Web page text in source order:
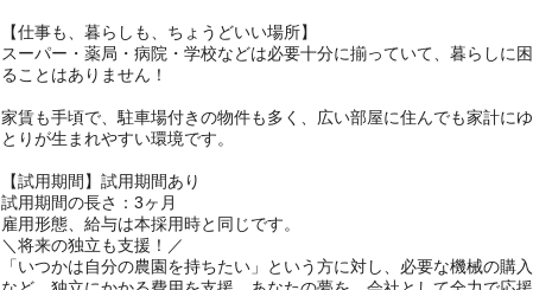
【仕事も、暮らしも、ちょうどいい場所】
スーパー・薬局・病院・学校などは必要十分に揃っていて、暮らしに困
ることはありません！
家賃も手頃で、駐車場付きの物件も多く、広い部屋に住んでも家計にゆ
とりが生まれやすい環境です。
【試用期間】試用期間あり
試用期間の長さ：3ヶ月
雇用形態、給与は本採用時と同じです。
＼将来の独立も支援！／
「いつかは自分の農園を持ちたい」という方に対し、必要な機械の購入